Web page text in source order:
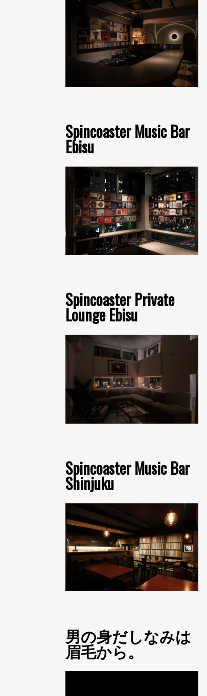
Spincoaster Music Bar
Ebisu
Spincoaster Private
Lounge Ebisu
Spincoaster Music Bar
Shinjuku
男の身だしなみは
眉毛から。